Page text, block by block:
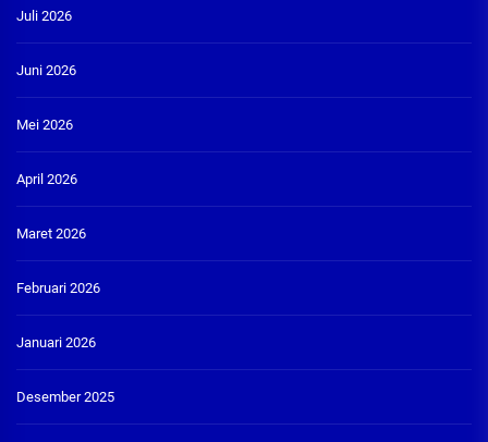
Juli 2026
Juni 2026
Mei 2026
April 2026
Maret 2026
Februari 2026
Januari 2026
Desember 2025